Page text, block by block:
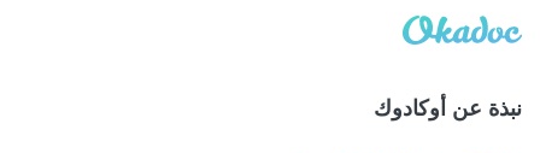
نبذة عن أوكادوك